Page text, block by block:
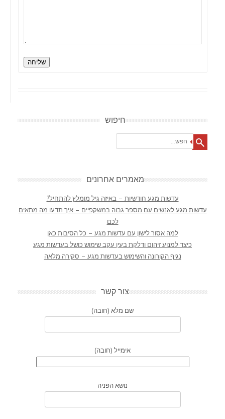
שליחה
חיפוש
מאמרים אחרונים
עדשות מגע חודשיות – באיזה גיל מומלץ להתחיל?
עדשות מגע לאנשים עם מספר גבוה במשקפיים – איך תדעו מה מתאים
לכם
למה אסור לישון עם עדשות מגע – כל הסיבות כאן
כיצד למנוע זיהום ודלקת בעין עקב שימוש כושל בעדשות מגע
נגיף הקורונה והשימוש בעדשות מגע – סקירה מלאה
צור קשר
שם מלא (חובה)
אימייל (חובה)
נושא הפניה